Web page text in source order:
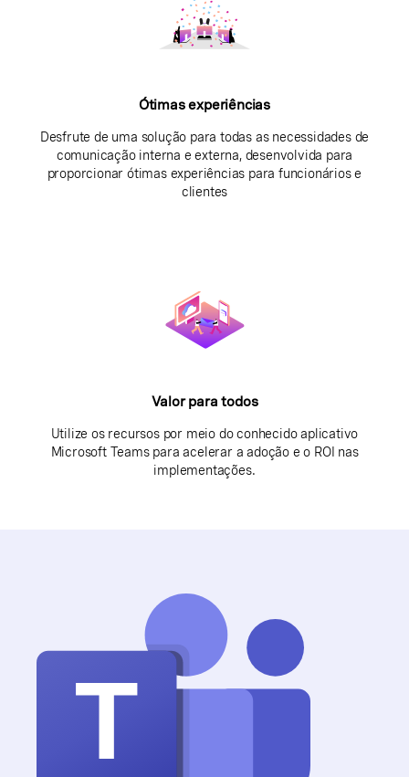
Ótimas experiências
Desfrute de uma solução para todas as necessidades de
comunicação interna e externa, desenvolvida para
proporcionar ótimas experiências para funcionários e
clientes
Valor para todos
Utilize os recursos por meio do conhecido aplicativo
Microsoft Teams para acelerar a adoção e o ROI nas
implementações.